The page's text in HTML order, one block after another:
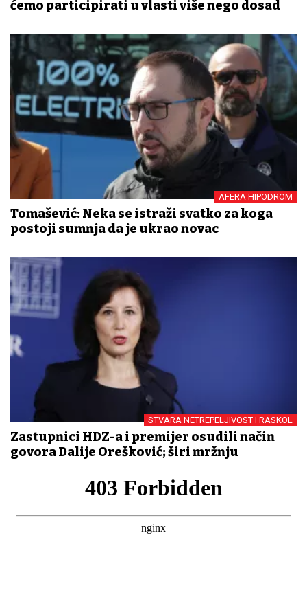
ćemo participirati u vlasti više nego dosad
AFERA HIPODROM
Tomašević: Neka se istraži svatko za koga
postoji sumnja da je ukrao novac
STVARA NETREPELJIVOST I RASKOL
Zastupnici HDZ-a i premijer osudili način
govora Dalije Orešković; širi mržnju